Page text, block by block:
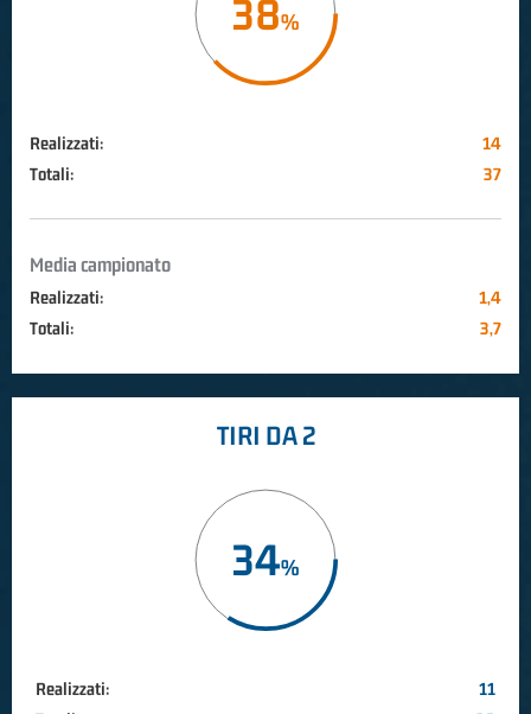
38
Realizzati:
14
Totali:
37
Media campionato
Realizzati:
1,4
Totali:
3,7
TIRI DA 2
34
Realizzati:
11